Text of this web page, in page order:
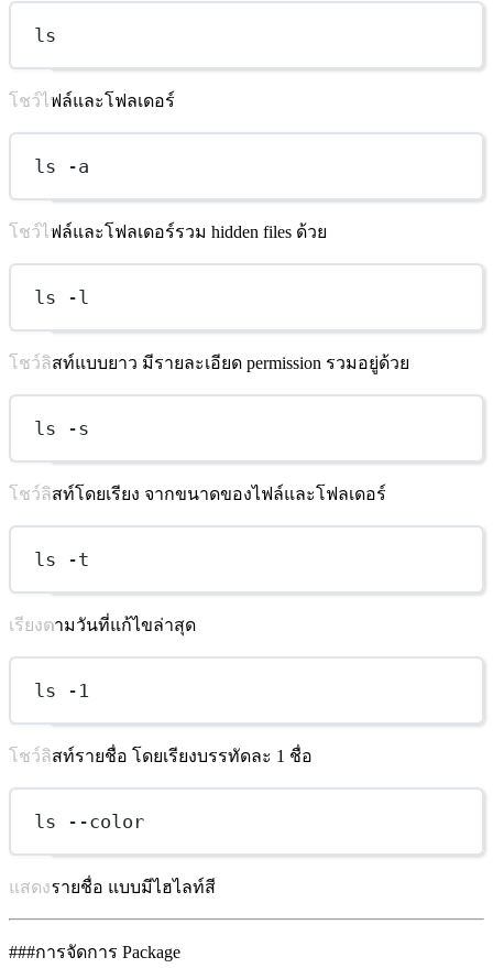
ls
โชว์ไฟล์และโฟลเดอร์
ls -a
โชว์ไฟล์และโฟลเดอร์รวม hidden files ด้วย
ls -l
โชว์ลิสท์แบบยาว มีรายละเอียด permission รวมอยู่ด้วย
ls -s
โชว์ลิสท์โดยเรียง จากขนาดของไฟล์และโฟลเดอร์
ls -t
เรียงตามวันที่แก้ไขล่าสุด
ls -1
โชว์ลิสท์รายชื่อ โดยเรียงบรรทัดละ 1 ชื่อ
ls --color
แสดงรายชื่อ แบบมีไฮไลท์สี
###การจัดการ Package